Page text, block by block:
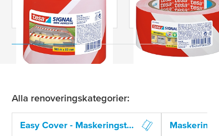
Adhesive
Alla renoveringskategorier:
Easy Cover - Maskeringstejp och skyddsfolie i ett